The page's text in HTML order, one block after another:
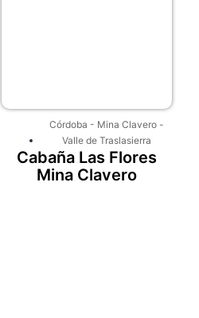
Córdoba - Mina Clavero -
Valle de Traslasierra
Cabaña Las Flores
Mina Clavero